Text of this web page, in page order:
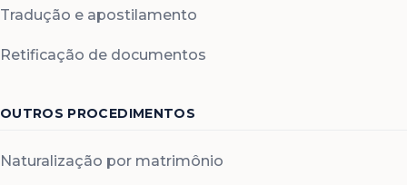
Tradução e apostilamento
Retificação de documentos
OUTROS PROCEDIMENTOS
Naturalização por matrimônio